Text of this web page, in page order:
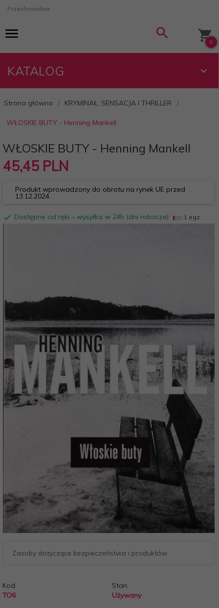
Przechowalnia
0
KATALOG
Strona główna KRYMINAŁ, SENSACJA I THRILLER
WŁOSKIE BUTY - Henning Mankell
WŁOSKIE BUTY - Henning Mankell
45,45 PLN
Produkt wprowadzony do obrotu na rynek UE przed
13.12.2024.
Dostępne od ręki – wysyłka w 24h (dni robocze) 1 egz.
Zasoby dotyczące bezpieczeństwa i produktów
Kod:
TO6
Stan:
Używany